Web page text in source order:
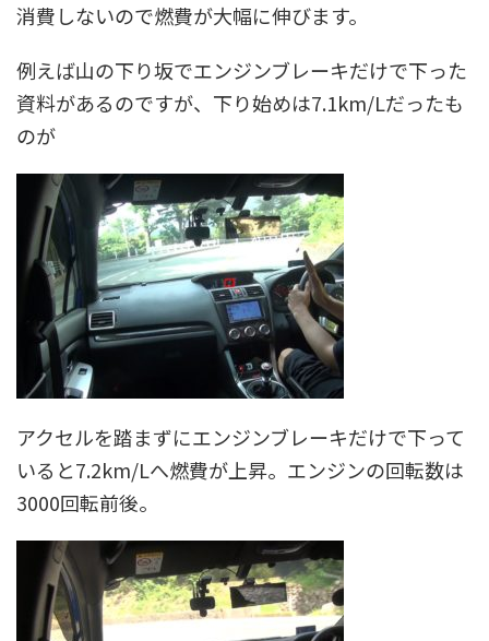
消費しないので燃費が大幅に伸びます。
例えば山の下り坂でエンジンブレーキだけで下った
資料があるのですが、下り始めは7.1km/Lだったも
のが
アクセルを踏まずにエンジンブレーキだけで下って
いると7.2km/Lへ燃費が上昇。エンジンの回転数は
3000回転前後。